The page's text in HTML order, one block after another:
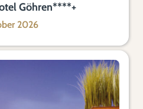
Göhren****+
2026